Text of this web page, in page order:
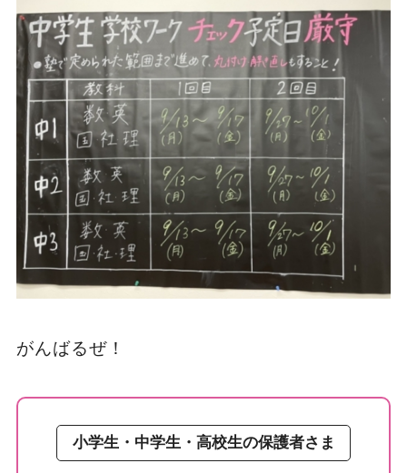
がんばるぜ！
小学生・中学生・高校生の保護者さま